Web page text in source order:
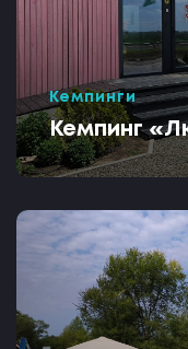
Кемпинги
Кемпинг